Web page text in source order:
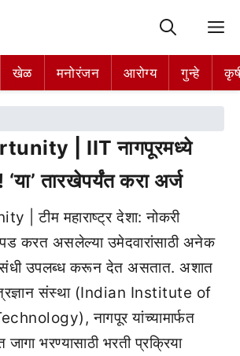
खेळ मनोरंजन आरोग्य गुन्हे
| IIT नागपूरमध्ये
तारखेपर्यंत करा अर्ज
| टीम महाराष्ट्र देशा: नोकरी
करत असलेल्या उमेदवारांसाठी अनेक
संधी उपलब्ध करून देत असतात. अशात
संस्था (Indian Institute of
नागपूर यांच्यामार्फत
जागा भरण्यासाठी भरती प्रक्रिया